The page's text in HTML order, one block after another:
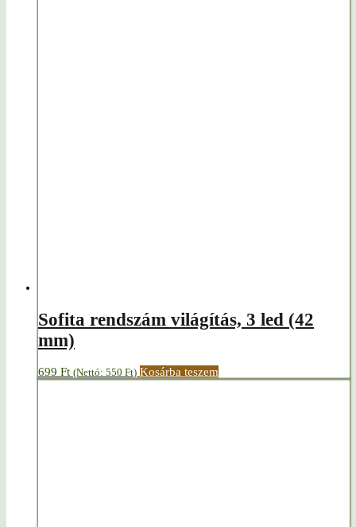
Sofita rendszám világítás, 3 led (42
mm)
699 Ft (Nettó: 550 Ft) Kosárba teszem